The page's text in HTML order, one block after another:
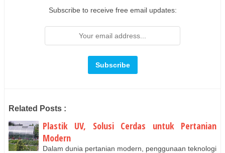
Subscribe to receive free email updates:
Related Posts :
Plastik UV, Solusi Cerdas untuk Pertanian
Modern
Dalam dunia pertanian modern, penggunaan teknologi